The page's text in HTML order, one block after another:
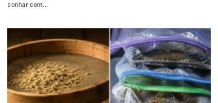
sonhar com...